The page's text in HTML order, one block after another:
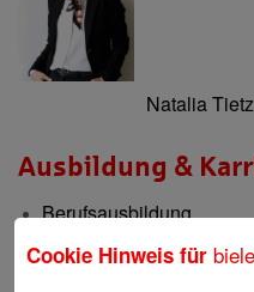
Natalia Tietz
Ausbildung &
Berufsausbildung
Berufsorientierung &
Cookie Hinweis für